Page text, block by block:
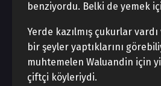
benziyordu. Belki de yemek
Yerde kazılmış çukurlar
bir şeyler yaptıklarını
muhtemelen Waluandin için
çiftçi köyleriydi.